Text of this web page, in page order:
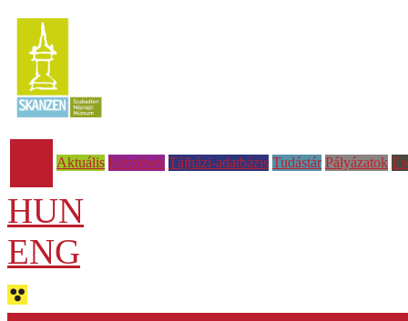
Aktuális Képzések Tájházi-adatbázis Tudástár Pályázatok
HUN
ENG